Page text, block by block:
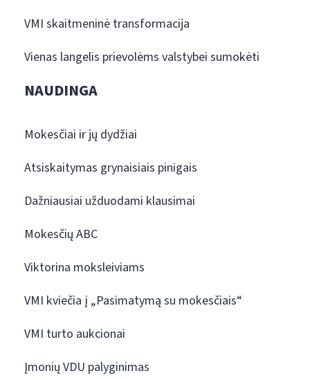
VMI skaitmeninė transformacija
Vienas langelis prievolėms valstybei sumokėti
NAUDINGA
Mokesčiai ir jų dydžiai
Atsiskaitymas grynaisiais pinigais
Dažniausiai užduodami klausimai
Mokesčių ABC
Viktorina moksleiviams
VMI kviečia į „Pasimatymą su mokesčiais“
VMI turto aukcionai
Įmonių VDU palyginimas